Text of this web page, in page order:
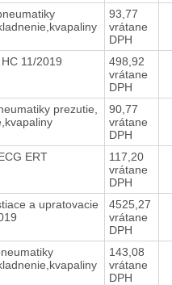
93,77
vrátane
DPH
11/2019
498,92
vrátane
DPH
prezutie,
90,77
vrátane
DPH
ERT
117,20
vrátane
DPH
a upratovacie
4525,27
vrátane
DPH
143,08
vrátane
DPH